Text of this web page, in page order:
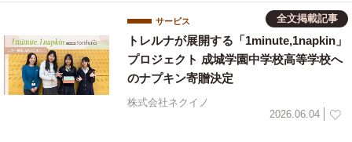
サービス 全文掲載記事
トレルナが展開する「1minute,1napkin」
プロジェクト 成城学園中学校高等学校へ
のナプキン寄贈決定
株式会社ネクイノ
2026.06.04